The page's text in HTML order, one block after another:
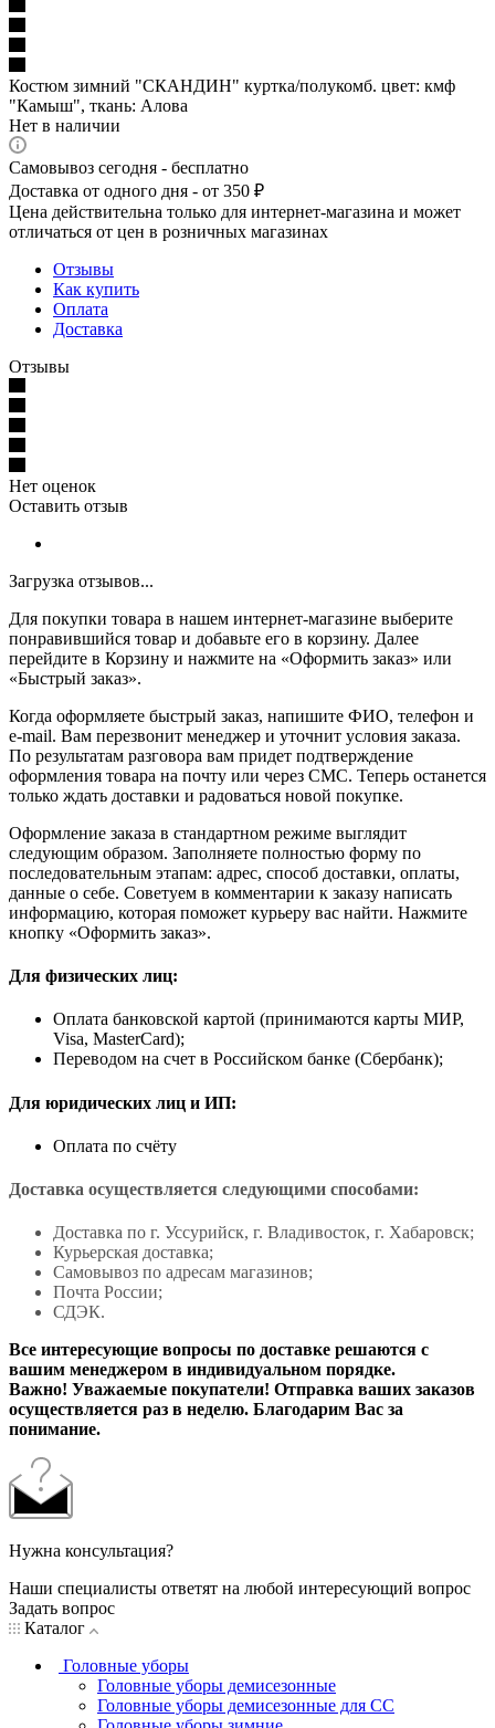
Костюм зимний "СКАНДИН" куртка/полукомб. цвет: кмф
"Камыш", ткань: Алова
Нет в наличии
Самовывоз сегодня - бесплатно
Доставка от одного дня - от 350 ₽
Цена действительна только для интернет-магазина и может
отличаться от цен в розничных магазинах
Отзывы
Как купить
Оплата
Доставка
Отзывы
Нет оценок
Оставить отзыв
Загрузка отзывов...
Для покупки товара в нашем интернет-магазине выберите
понравившийся товар и добавьте его в корзину. Далее
перейдите в Корзину и нажмите на «Оформить заказ» или
«Быстрый заказ».
Когда оформляете быстрый заказ, напишите ФИО, телефон и
e-mail. Вам перезвонит менеджер и уточнит условия заказа.
По результатам разговора вам придет подтверждение
оформления товара на почту или через СМС. Теперь останется
только ждать доставки и радоваться новой покупке.
Оформление заказа в стандартном режиме выглядит
следующим образом. Заполняете полностью форму по
последовательным этапам: адрес, способ доставки, оплаты,
данные о себе. Советуем в комментарии к заказу написать
информацию, которая поможет курьеру вас найти. Нажмите
кнопку «Оформить заказ».
Для физических лиц:
Оплата банковской картой (принимаются карты МИР,
Visa, MasterCard);
Переводом на счет в Российском банке (Сбербанк);
Для юридических лиц и ИП:
Оплата по счёту
Доставка осуществляется следующими способами:
Доставка по г. Уссурийск, г. Владивосток, г. Хабаровск;
Курьерская доставка;
Самовывоз по адресам магазинов;
Почта России;
СДЭК.
Все интересующие вопросы по доставке решаются с
вашим менеджером в индивидуальном порядке.
Важно! Уважаемые покупатели! Отправка ваших заказов
осуществляется раз в неделю. Благодарим Вас за
понимание.
Нужна консультация?
Наши специалисты ответят на любой интересующий вопрос
Задать вопрос
Каталог
Головные уборы
Головные уборы демисезонные
Головные уборы демисезонные для СС